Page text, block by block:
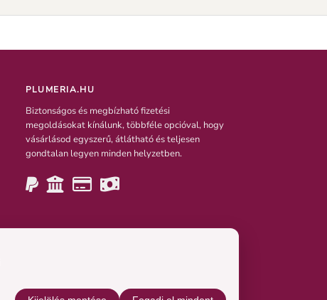
PLUMERIA.HU
Biztonságos és megbízható fizetési
megoldásokat kínálunk, többféle opcióval, hogy
vásárlásod egyszerű, átlátható és teljesen
gondtalan legyen minden helyzetben.